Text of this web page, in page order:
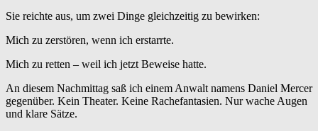
Sie reichte aus, um zwei Dinge gleichzeitig zu bewirken:
Mich zu zerstören, wenn ich erstarrte.
Mich zu retten – weil ich jetzt Beweise hatte.
An diesem Nachmittag saß ich einem Anwalt namens Daniel Mercer
gegenüber. Kein Theater. Keine Rachefantasien. Nur wache Augen
und klare Sätze.